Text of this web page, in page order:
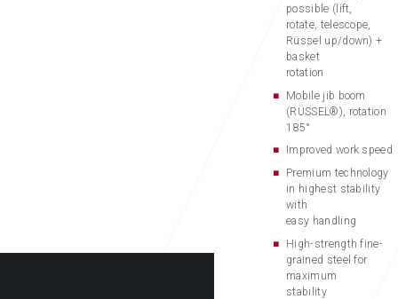
possible (lift,
rotate, telescope,
Rüssel up/down) +
basket
rotation
Mobile jib boom
(RÜSSEL®), rotation
185°
Improved work speed
Premium technology
in highest stability
with
easy handling
High-strength fine-
grained steel for
maximum
stability